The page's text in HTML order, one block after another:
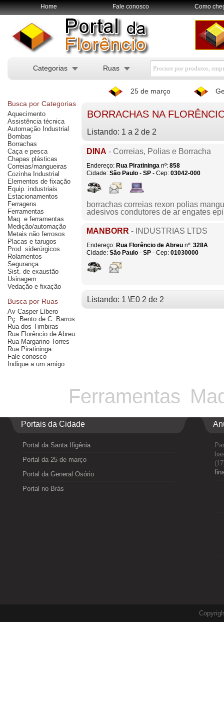
Home Fale conosco Como
Categorias Ruas
25 de março
Busca por Categorias
Aquecimento
Assistência técnica
Automação Industrial
Bombas
Borrachas
Caça e pesca
Chapas plásticas
Correias/mangueiras
Cozinha Industrial
Elementos de fixação
Equip. industriais
Estacionamentos
Ferragens
Ferramentas
Maq. e ferramentas
Medição/automação
Metais não ferrosos
Placas e tarugos
Prod. siderúrgicos
Rolamentos
Segurança
Sist. de exaustão
Usinagem
Vedação e fixação
Busca por Ruas
Av Casper Líbero
Pç. Bento de C. Barros
Rua dos Timbiras
Rua Florêncio de Abreu
Rua Margarino Torres
Rua Piratininga
Fale conosco
Indique a um amigo
BORRACHAS NA
Listando: 1 a 2 de 2
DINA - Correias, Polias e Borracha
Endereço: Rua Piratininga nº: 858
Cidade: São Paulo - SP - Cep: 03042-000
borrachas correias rexon polias
adesivos condutores de ar engates
MANBORR - INDUSTRIAS LTDS
Endereço: Rua Florêncio de Abreu nº: 328A
Cidade: São Paulo - SP - Cep: 01030000
Listando: 1 \E0 2 de 2
Ferramentas
Portais da Cidade
Portal da Santa Ifigênia
Portal da 25 de março
Portal da General Osório
Portal no Brás